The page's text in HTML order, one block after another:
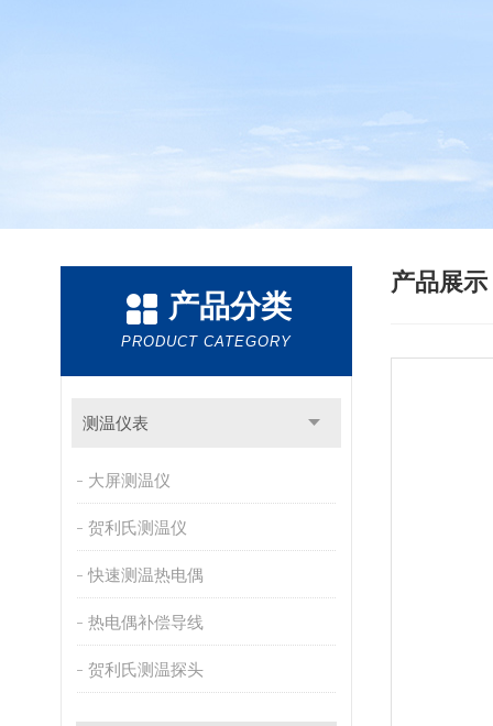
产品分类
PRODUCT CATEGORY
测温仪表
大屏测温仪
贺利氏测温仪
快速测温热电偶
热电偶补偿导线
贺利氏测温探头
产品展示